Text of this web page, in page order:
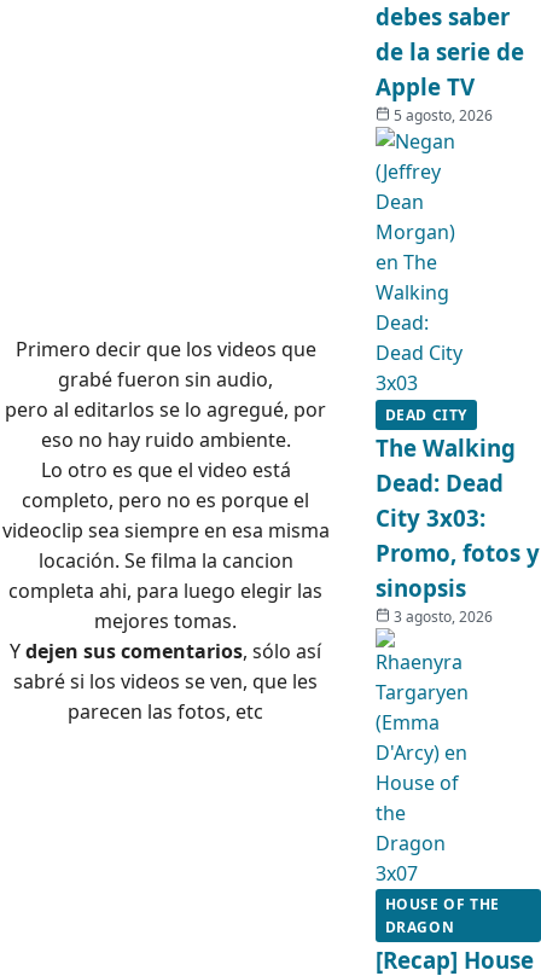
Primero decir que los videos que
grabé fueron sin audio,
pero al editarlos se lo agregué, por
eso no hay ruido ambiente.
Lo otro es que el video está
completo, pero no es porque el
videoclip sea siempre en esa misma
locación. Se filma la cancion
completa ahi, para luego elegir las
mejores tomas.
Ydejen sus comentarios, sólo así
sabré si los videos se ven, que les
parecen las fotos, etc
debes saber
de la serie de
Apple TV
5 agosto, 2026
DEAD CITY
The Walking
Dead: Dead
City 3x03:
Promo, fotos y
sinopsis
3 agosto, 2026
HOUSE OF THE
DRAGON
[Recap] House